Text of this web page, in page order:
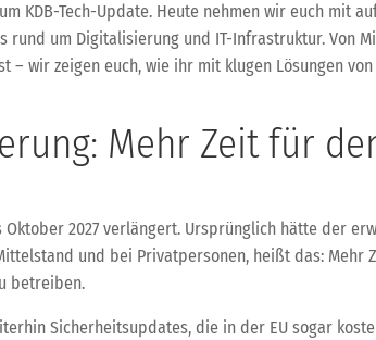
KDB-Tech-Update. Heute nehmen wir euch mit
rund um Digitalisierung und IT-Infrastruktur. Von
wir zeigen euch, wie ihr mit klugen Lösungen
Mehr Zeit für
2027 verlängert. Ursprünglich hätte der
und bei Privatpersonen, heißt das: Mehr
betreiben.
Sicherheitsupdates, die in der EU sogar